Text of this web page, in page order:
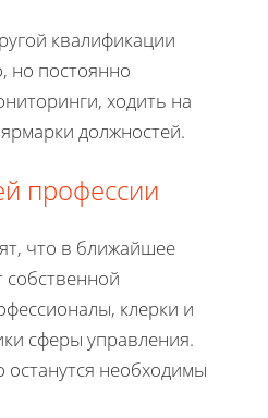
квалификации
но постоянно
ходить на
должностей.
профессии
что в ближайшее
собственной
клерки и
сферы управления.
останутся необходимы